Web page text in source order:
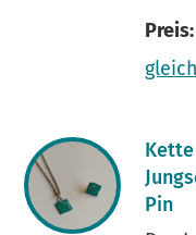
Preis:
Pin